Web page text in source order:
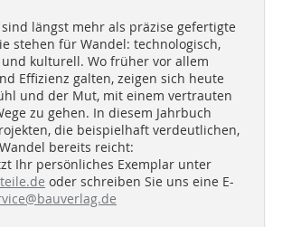
längst mehr als präzise gefertigte
stehen für Wandel: technologisch,
kulturell. Wo früher vor allem
Effizienz galten, zeigen sich heute
und der Mut, mit einem vertrauten
zu gehen. In diesem Jahrbuch
die beispielhaft verdeutlichen,
bereits reicht:
Ihr persönliches Exemplar unter
oder schreiben Sie uns eine E-